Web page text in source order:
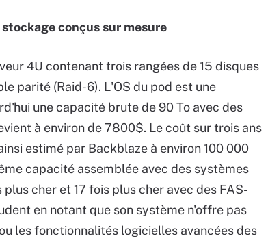
conçus sur mesure
4U contenant trois rangées de 15 disques
parité (Raid-6). L'OS du pod est une
une capacité brute de 90 To avec des
à environ de 7800$. Le coût sur trois ans
estimé par Backblaze à environ 100 000
capacité assemblée avec des systèmes
cher et 17 fois plus cher avec des FAS-
en notant que son système n'offre pas
les fonctionnalités logicielles avancées des